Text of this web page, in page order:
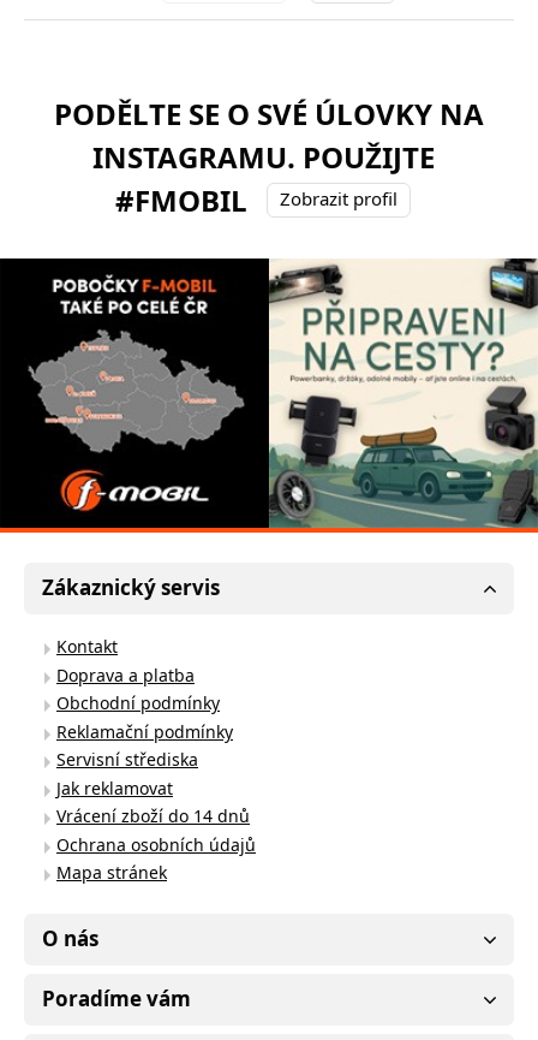
PODĚLTE SE O SVÉ ÚLOVKY NA
INSTAGRAMU. POUŽIJTE
#FMOBIL
Zobrazit profil
Zákaznický servis
Kontakt
Doprava a platba
Obchodní podmínky
Reklamační podmínky
Servisní střediska
Jak reklamovat
Vrácení zboží do 14 dnů
Ochrana osobních údajů
Mapa stránek
O nás
Poradíme vám